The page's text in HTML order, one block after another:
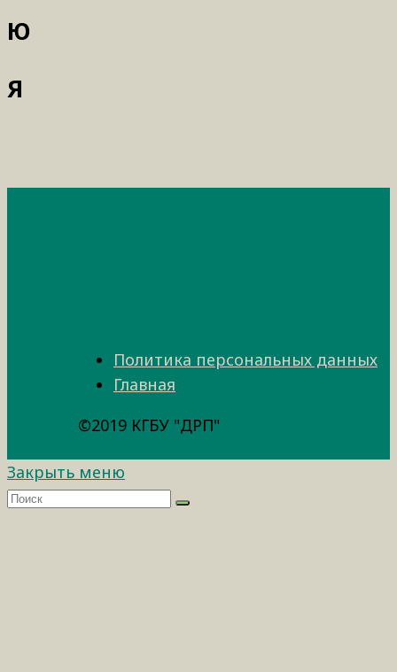
Ю
Я
Политика персональных данных
Главная
©2019 КГБУ "ДРП"
Закрыть меню